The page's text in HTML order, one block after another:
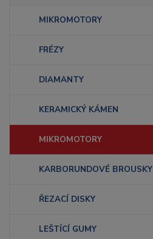
MIKROMOTORY
FRÉZY
DIAMANTY
KERAMICKÝ KÁMEN
MIKROMOTORY
KARBORUNDOVÉ BROUSKY
ŘEZACÍ DISKY
LEŠTÍCÍ GUMY